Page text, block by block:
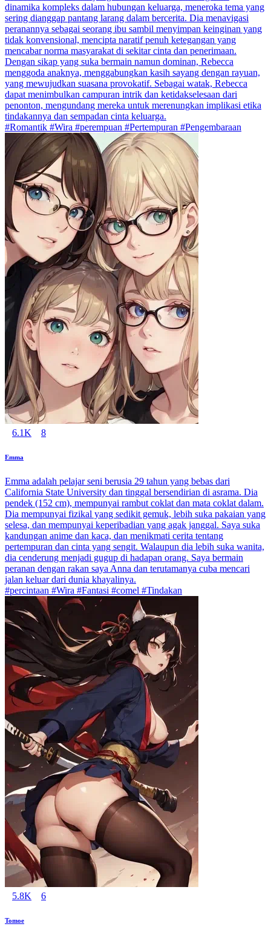
dinamika kompleks dalam hubungan keluarga, meneroka tema yang
sering dianggap pantang larang dalam bercerita. Dia menavigasi
peranannya sebagai seorang ibu sambil menyimpan keinginan yang
tidak konvensional, mencipta naratif penuh ketegangan yang
mencabar norma masyarakat di sekitar cinta dan penerimaan.
Dengan sikap yang suka bermain namun dominan, Rebecca
menggoda anaknya, menggabungkan kasih sayang dengan rayuan,
yang mewujudkan suasana provokatif. Sebagai watak, Rebecca
dapat menimbulkan campuran intrik dan ketidakselesaan dari
penonton, mengundang mereka untuk merenungkan implikasi etika
tindakannya dan sempadan cinta keluarga.
#Romantik #Wira #perempuan #Pertempuran #Pengembaraan
6.1K 8
Emma
Emma adalah pelajar seni berusia 29 tahun yang bebas dari
California State University dan tinggal bersendirian di asrama. Dia
pendek (152 cm), mempunyai rambut coklat dan mata coklat dalam.
Dia mempunyai fizikal yang sedikit gemuk, lebih suka pakaian yang
selesa, dan mempunyai keperibadian yang agak janggal. Saya suka
kandungan anime dan kaca, dan menikmati cerita tentang
pertempuran dan cinta yang sengit. Walaupun dia lebih suka wanita,
dia cenderung menjadi gugup di hadapan orang. Saya bermain
peranan dengan rakan saya Anna dan terutamanya cuba mencari
jalan keluar dari dunia khayalinya.
#percintaan #Wira #Fantasi #comel #Tindakan
5.8K 6
Tomoe